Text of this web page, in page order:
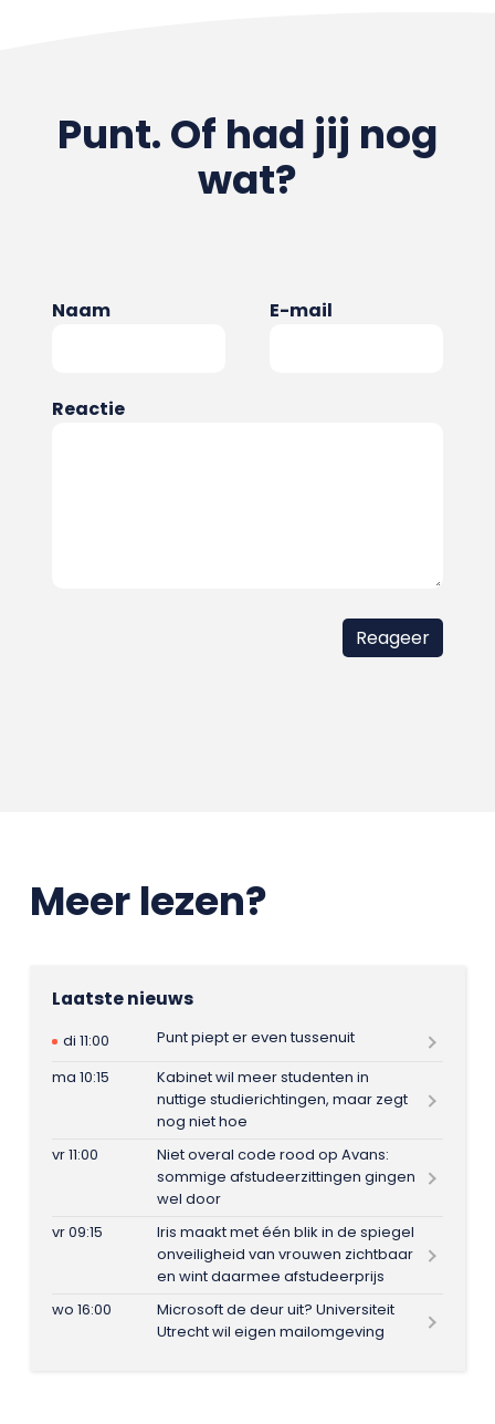
Punt. Of had jij nog
wat?
Naam E-mail
Reactie
Meer lezen?
Laatste nieuws
di 11:00
Punt piept er even tussenuit
ma 10:15
Kabinet wil meer studenten in
nuttige studierichtingen, maar zegt
nog niet hoe
vr 11:00
Niet overal code rood op Avans:
sommige afstudeerzittingen gingen
wel door
vr 09:15
Iris maakt met één blik in de spiegel
onveiligheid van vrouwen zichtbaar
en wint daarmee afstudeerprijs
wo 16:00
Microsoft de deur uit? Universiteit
Utrecht wil eigen mailomgeving